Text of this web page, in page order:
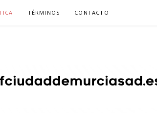
TÉRMINOS CONTACTO